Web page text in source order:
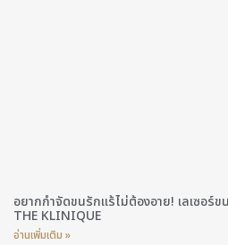
อยากกำจัดขนรักแร้ไม่ต้องอาย! เลเซอร์
THE KLINIQUE
อ่านเพิ่มเติม »